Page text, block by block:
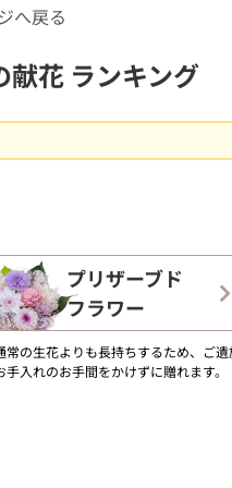
へ戻る
献花 ランキング
プリザーブド
フラワー
常の生花よりも長持ちするため、ご遺
手入れのお手間をかけずに贈れます。